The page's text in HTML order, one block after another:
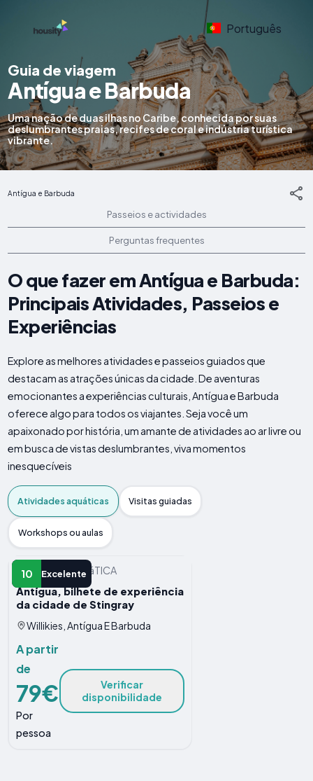
Português
Guia de viagem
Antígua e Barbuda
Uma nação de duas ilhas no Caribe, conhecida por suas
deslumbrantes praias, recifes de coral e indústria turística
vibrante.
Antígua e Barbuda
Passeios e actividades
Perguntas frequentes
O que fazer em Antígua e Barbuda:
Principais Atividades, Passeios e
Experiências
Explore as melhores atividades e passeios guiados que
destacam as atrações únicas da cidade. De aventuras
emocionantes a experiências culturais, Antígua e Barbuda
oferece algo para todos os viajantes. Seja você um
apaixonado por história, um amante de atividades ao ar livre ou
em busca de vistas deslumbrantes, viva momentos
inesquecíveis
Atividades aquáticas Visitas guiadas
Workshops ou aulas
10 Excelente
ATIVIDADE AQUáTICA
Antígua, bilhete de experiência
da cidade de Stingray
Willikies, Antígua E Barbuda
A partir
de
79€
Por
pessoa
Verificar
disponibilidade